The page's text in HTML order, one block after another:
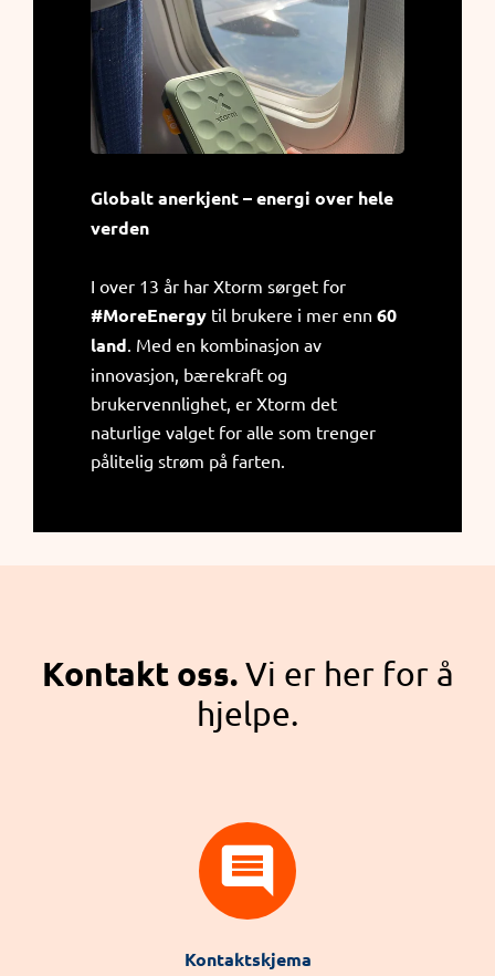
Globalt anerkjent – energi over hele
verden
I over 13 år har Xtorm sørget for
#MoreEnergy til brukere i mer enn 60
land. Med en kombinasjon av
innovasjon, bærekraft og
brukervennlighet, er Xtorm det
naturlige valget for alle som trenger
pålitelig strøm på farten.
Kontakt oss.Vi er her for å
hjelpe.
Kontaktskjema